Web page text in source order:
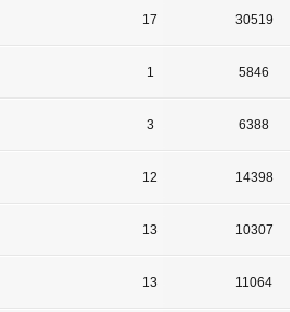
17 30519
1 5846
3 6388
12 14398
13 10307
13 11064